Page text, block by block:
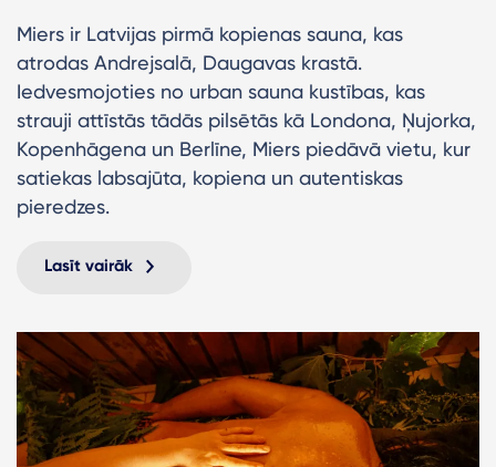
Miers ir Latvijas pirmā kopienas sauna, kas
atrodas Andrejsalā, Daugavas krastā.
Iedvesmojoties no urban sauna kustības, kas
strauji attīstās tādās pilsētās kā Londona, Ņujorka,
Kopenhāgena un Berlīne, Miers piedāvā vietu, kur
satiekas labsajūta, kopiena un autentiskas
pieredzes.
Lasīt vairāk